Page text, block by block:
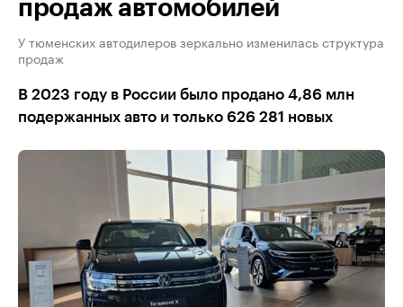
продаж автомобилей
У тюменских автодилеров зеркально изменилась структура
продаж
В 2023 году в России было продано 4,86 млн
подержанных авто и только 626 281 новых